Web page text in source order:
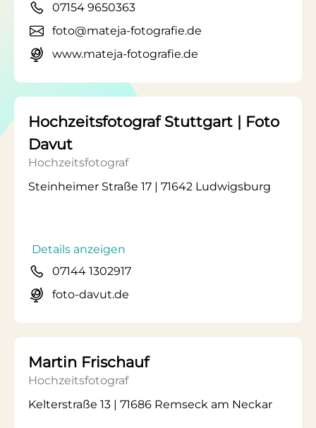
07154 9650363
foto@mateja-fotografie.de
www.mateja-fotografie.de
Hochzeitsfotograf Stuttgart | Foto
Davut
Hochzeitsfotograf
Steinheimer Straße 17 | 71642 Ludwigsburg
Details anzeigen
07144 1302917
foto-davut.de
Martin Frischauf
Hochzeitsfotograf
Kelterstraße 13 | 71686 Remseck am Neckar